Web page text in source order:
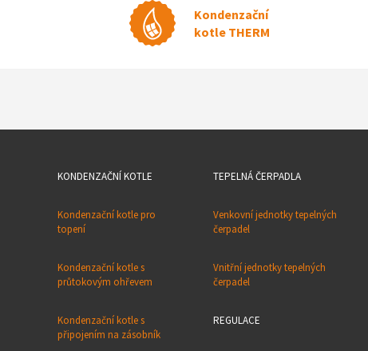
Kondenzační
kotle THERM
KONDENZAČNÍ KOTLE
Kondenzační kotle pro
topení
Kondenzační kotle s
průtokovým ohřevem
Kondenzační kotle s
připojením na zásobník
TEPELNÁ ČERPADLA
Venkovní jednotky tepelných
čerpadel
Vnitřní jednotky tepelných
čerpadel
REGULACE